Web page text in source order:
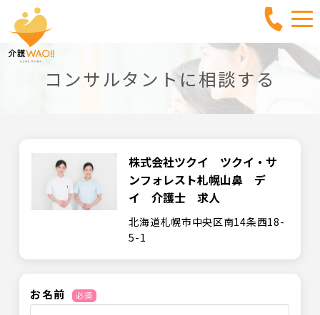
コンサルタントに相談する
株式会社ツクイ ツクイ・サ
ンフォレスト札幌山鼻 デ
イ 介護士 求人
北海道札幌市中央区南14条西18-
5-1
お名前 必須